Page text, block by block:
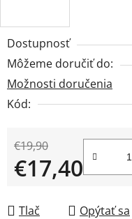
Dostupnosť
Môžeme doručiť do:
Možnosti doručenia
Kód:
€19,90
€17,40
Tlač Opýtať sa